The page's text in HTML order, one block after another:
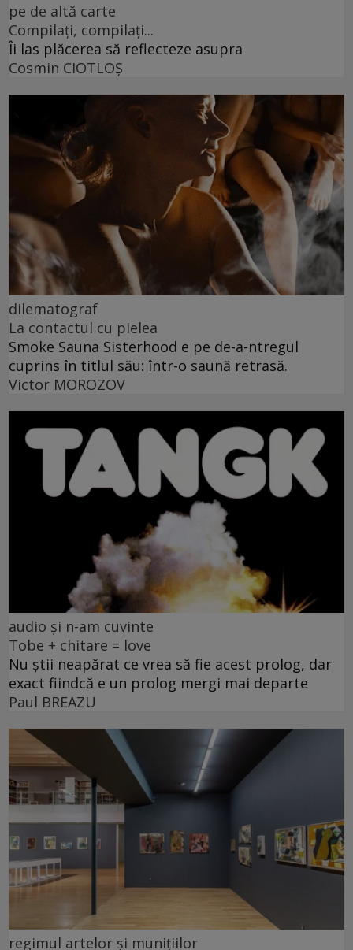
pe de altă carte
Compilați, compilați...
Îi las plăcerea să reflecteze asupra
Cosmin CIOTLOŞ
dilematograf
La contactul cu pielea
Smoke Sauna Sisterhood e pe de-a-ntregul
cuprins în titlul său: într-o saună retrasă.
Victor MOROZOV
audio și n-am cuvinte
Tobe + chitare = love
Nu știi neapărat ce vrea să fie acest prolog, dar
exact fiindcă e un prolog mergi mai departe
Paul BREAZU
regimul artelor și munițiilor